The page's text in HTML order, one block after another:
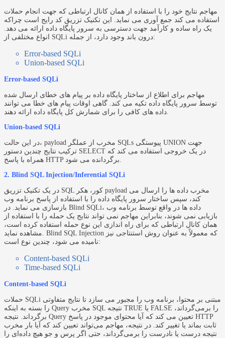
مهاجم نتایج خود را با استفاده از همان کانال ارتباطی که جهت انجام حملات
استفاده می کند جمع آوری می نماید. این تکنیک تزریق کد رایج است چراکه
یک راه ساده و کارآمد جهت دسترسی به سرور پایگاه داده ارائه می دهد.
انواع مختلفی از SQLi درون باند وجود دارد، از جمله:
Error-based SQLi
Union-based SQLi
Error-based SQLi
مهاجم برای اطلاع از ساختار پایگاه داده بر پیام های خطای ارسال شده
توسط سرور پایگاه داده تکیه می کند. گاهی اوقات پیام های خطا می توانند
Union-based SQLi
در این حالت، payload مخرب از عملگر SQLs پیوستگی UNION جهت
ترکیب نتایج چندین دستور SELECT در یک خروجی استفاده می کند که
2. Blind SQL Injection/Inferential SQLi
در یک تکنیک تزریق SQL کور، هکر payload مخرب داده ها را ارسال می
کند، سپس ساختار سرور پایگاه داده را با استفاده از پاسخ برنامه وب
بازسازی می نماید. در Blind SQLi، داده ها در واقع توسط برنامه وب
بازیابی نمی شوند، بنابراین مهاجم نمی تواند نتایج یک حمله را با استفاده از
همان کانال ارتباطی که برای راه اندازی این نوع حمله استفاده کرده است،
مشاهده نماید. Blind SQL Injection که معمولاً به عنوان روش استنتاجی نیز
نامیده می شود، چندین نوع است:
Content-based SQLi
Time-based SQLi
Content-based SQLi
حملات SQLi مبتنی بر محتوا، برنامه وب را مجبور می سازد تا نتایج متفاوتی
را بسته به اینکه Query مخرب SQL نتیجه TRUE یا FALSE را برمی‌گرداند،
برگرداند. نتیجه Query تعیین می کند که آیا محتوای موجود در پاسخ HTTP
ثابت بماند یا تغییر کند. در نتیجه، مهاجم می‌تواند تعیین کند که آیا بار مخرب
نتیجه درست یا نادرست را برمی‌گرداند، حتی اگر پرس و جو هیچ داده‌ای را